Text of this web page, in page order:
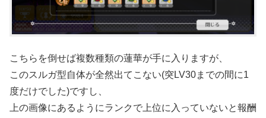
こちらを倒せば複数種類の蓮華が手に入りますが、
このスルガ型自体が全然出てこない(突LV30までの間に1
度だけでした)ですし、
上の画像にあるようにランクで上位に入っていないと報酬